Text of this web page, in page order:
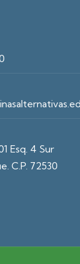
Esq. 4 Sur
C.P. 72530